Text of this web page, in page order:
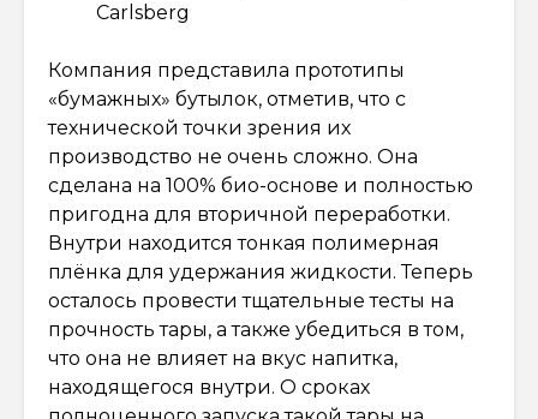
Carlsberg
Компания представила прототипы
«бумажных» бутылок, отметив, что с
технической точки зрения их
производство не очень сложно. Она
сделана на 100% био-основе и полностью
пригодна для вторичной переработки.
Внутри находится тонкая полимерная
плёнка для удержания жидкости. Теперь
осталось провести тщательные тесты на
прочность тары, а также убедиться в том,
что она не влияет на вкус напитка,
находящегося внутри. О сроках